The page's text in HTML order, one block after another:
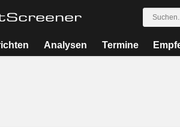
Analysen Termine